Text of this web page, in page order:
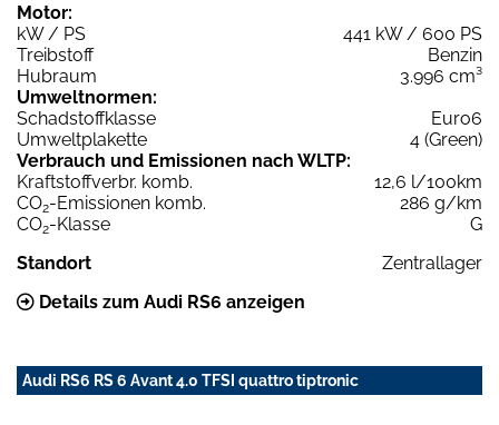
Motor:
kW / PS
441 kW / 600 PS
Treibstoff
Benzin
Hubraum
3.996 cm³
Umweltnormen:
Schadstoffklasse
Euro6
Umweltplakette
4 (Green)
Verbrauch und Emissionen nach WLTP:
Kraftstoffverbr. komb.
12,6 l/100km
CO2-Emissionen komb.
286 g/km
CO2-Klasse
G
Standort
Zentrallager
Details zum Audi RS6 anzeigen
Audi RS6 RS 6 Avant 4.0 TFSI quattro tiptronic